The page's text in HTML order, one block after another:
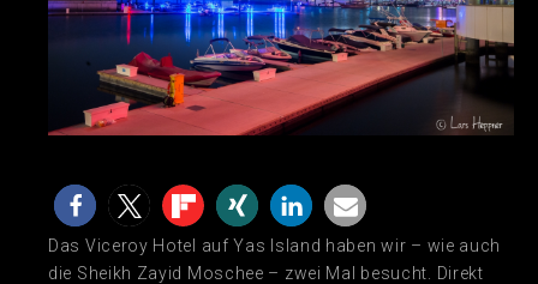
Das Viceroy Hotel auf Yas Island haben wir – wie auch
die Sheikh Zayid Moschee – zwei Mal besucht. Direkt